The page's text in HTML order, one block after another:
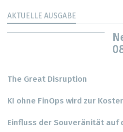
AKTUELLE AUSGABE
The Great Disruption
KI ohne FinOps wird zur
Einfluss der Souveränität auf